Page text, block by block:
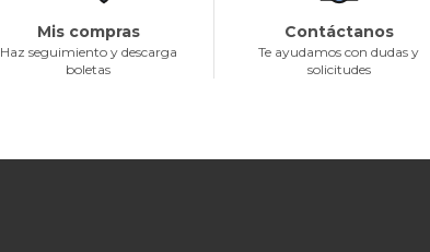
Mis compras
Haz seguimiento y descarga
boletas
Contáctanos
Te ayudamos con dudas y
solicitudes